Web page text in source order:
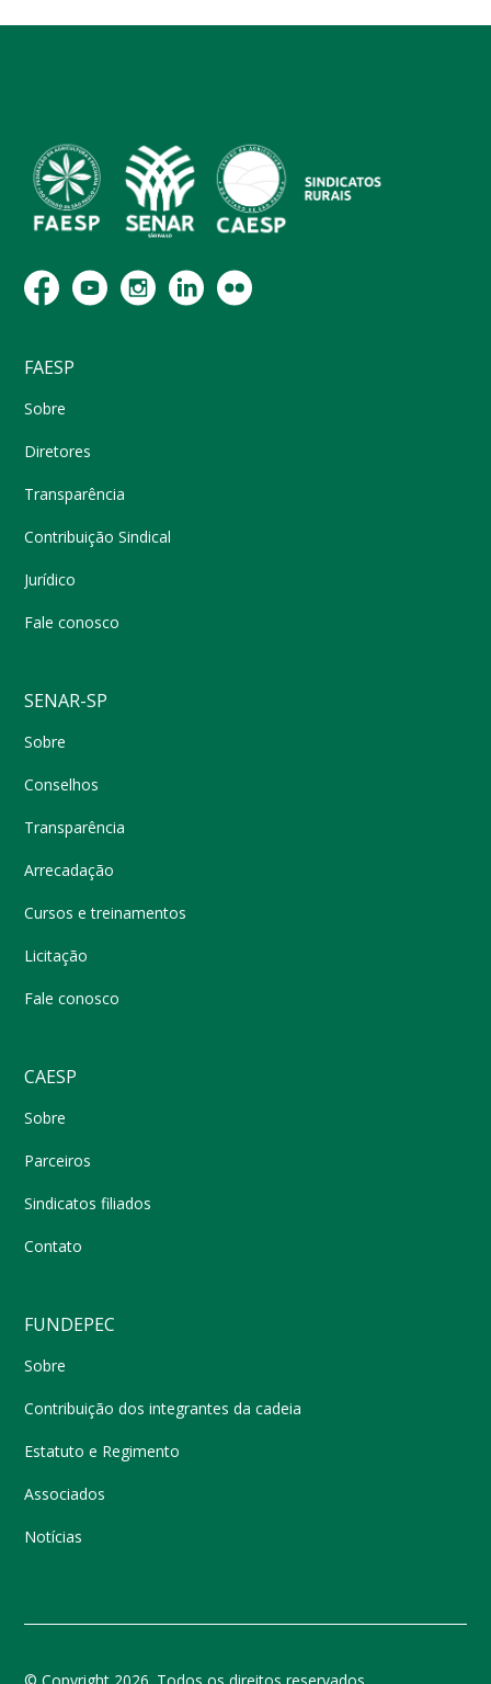
FAESP
Sobre
Diretores
Transparência
Contribuição Sindical
Jurídico
Fale conosco
SENAR-SP
Sobre
Conselhos
Transparência
Arrecadação
Cursos e treinamentos
Licitação
Fale conosco
CAESP
Sobre
Parceiros
Sindicatos filiados
Contato
FUNDEPEC
Sobre
Contribuição dos integrantes da cadeia
Estatuto e Regimento
Associados
Notícias